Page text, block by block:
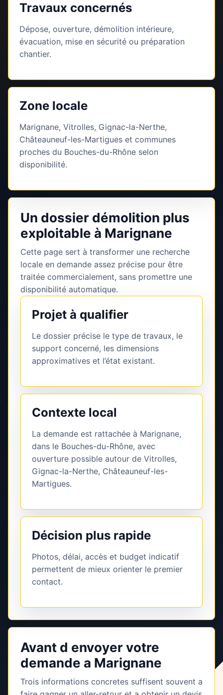
Travaux concernés
Dépose, ouverture, démolition intérieure,
évacuation, mise en sécurité ou préparation
chantier.
Zone locale
Marignane, Vitrolles, Gignac-la-Nerthe,
Châteauneuf-les-Martigues et communes
proches du Bouches-du-Rhône selon
disponibilité.
Un dossier démolition plus
exploitable à Marignane
Cette page sert à transformer une recherche
locale en demande assez précise pour être
traitée commercialement, sans promettre une
disponibilité automatique.
Projet à qualifier
Le dossier précise le type de travaux, le
support concerné, les dimensions
approximatives et l’état existant.
Contexte local
La demande est rattachée à Marignane,
dans le Bouches-du-Rhône, avec
ouverture possible autour de Vitrolles,
Gignac-la-Nerthe, Châteauneuf-les-
Martigues.
Décision plus rapide
Photos, délai, accès et budget indicatif
permettent de mieux orienter le premier
contact.
Avant d envoyer votre
demande a Marignane
Trois informations concretes suffisent souvent a